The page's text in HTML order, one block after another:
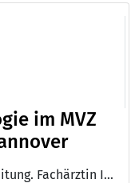
im MVZ
Ärzte: Frau B. Trepohl, Ärztliche Leitung. Fachärztin Innere Medizin, Hämatologie und Onkologie - Dr. med. T. Wehrhahn, Facharzt für Innere Medizin, Hämatologie und Onkologie - Prof. Dr. med. Hans-Joachim Lück, Facharzt für Frauenheilkunde und Geburtshilfe, Gynäkologische Onkologie - Dr. med. Barbara Tschechne, Fachärztin für Innere Medizin, Hämatologie und Onkologie, medikamentöse Tumortherapie, Hämostaseologie und Palliativmedizin - Imar Al-Radwany, Fachärztin für Innere Medizin - Dr. med. Tümen Mansuroglu, Facharzt Innere Medizin und Gastroenterologie - Dr. med. Theresa Tenge, Fachärztin für Gynäkologie und Geburtshilfe, medikamentöse Tumortherapie und Psychoonkologie – privatärztliche Abrechnung